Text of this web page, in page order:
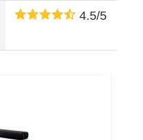
4.5/5